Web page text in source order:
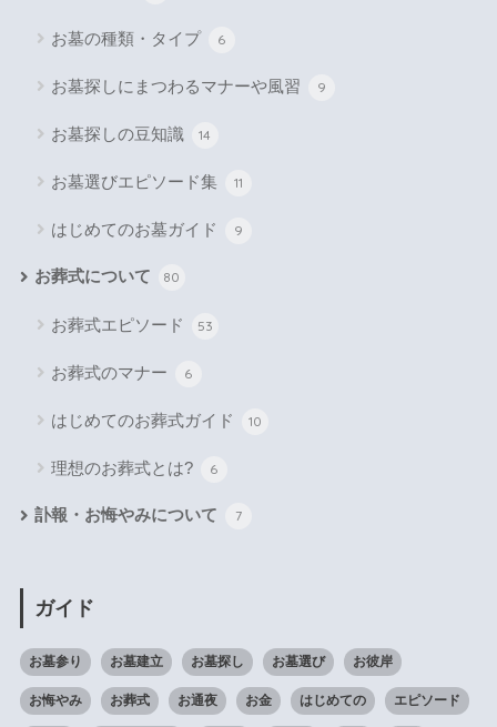
お墓の種類・タイプ 6
お墓探しにまつわるマナーや風習 9
お墓探しの豆知識 14
お墓選びエピソード集 11
はじめてのお墓ガイド 9
お葬式について 80
お葬式エピソード 53
お葬式のマナー 6
はじめてのお葬式ガイド 10
理想のお葬式とは? 6
訃報・お悔やみについて 7
ガイド
お墓参り お墓建立 お墓探し お墓選び お彼岸
お悔やみ お葬式 お通夜 お金 はじめての エピソード